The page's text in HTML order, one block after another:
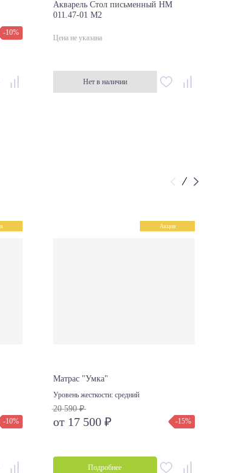
-10%
Акварель Стол письменный НМ
011.47-01 М2
Цена не указана
Нет в наличии
-10%
Акция
Матрас "Умка"
Уровень жесткости: средний
20 590 ₽
от 17 500 ₽ -15%
Подробнее